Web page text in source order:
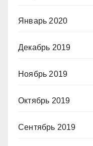
Январь 2020
Декабрь 2019
Ноябрь 2019
Октябрь 2019
Сентябрь 2019